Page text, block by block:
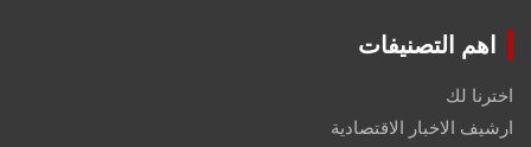
اهم التصنيفات
اخترنا لك
ارشيف الاخبار الاقتصادية